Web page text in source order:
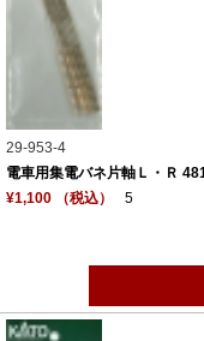
29-953-4
電車用集電バネ片軸Ｌ・Ｒ
¥1,100 （税込）
5